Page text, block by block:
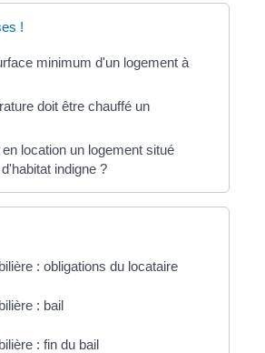
!
minimum d'un logement à
doit être chauffé un
location un logement situé
indigne ?
: obligations du locataire
: bail
: fin du bail